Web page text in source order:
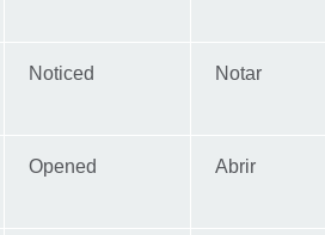
Noticed Notar
Opened Abrir